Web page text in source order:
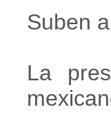
Suben
La